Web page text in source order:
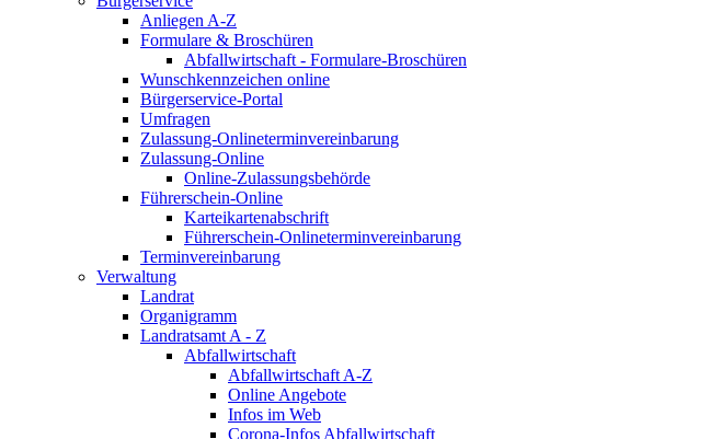
Anliegen A-Z
Formulare & Broschüren
Abfallwirtschaft - Formulare-Broschüren
Wunschkennzeichen online
Bürgerservice-Portal
Umfragen
Zulassung-Onlineterminvereinbarung
Zulassung-Online
Online-Zulassungsbehörde
Führerschein-Online
Karteikartenabschrift
Führerschein-Onlineterminvereinbarung
Terminvereinbarung
Verwaltung
Landrat
Organigramm
Landratsamt A - Z
Abfallwirtschaft
Abfallwirtschaft A-Z
Online Angebote
Infos im Web
Corona-Infos Abfallwirtschaft